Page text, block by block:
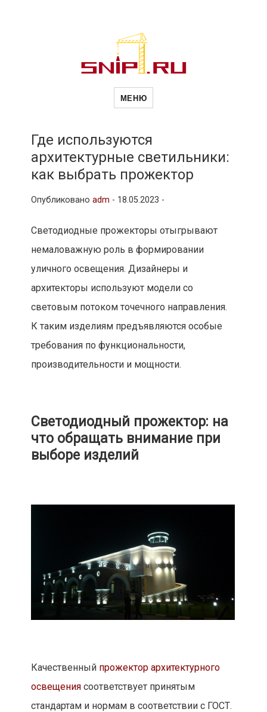
Новости
и
МЕНЮ
Где используются
архитектурные светильники:
как выбрать прожектор
Опубликовано adm - 18.05.2023 -
Светодиодные прожекторы отыгрывают
немаловажную роль в формировании
уличного освещения. Дизайнеры и
архитекторы используют модели со
световым потоком точечного направления.
К таким изделиям предъявляются особые
требования по функциональности,
производительности и мощности.
Светодиодный прожектор: на
что обращать внимание при
выборе изделий
Качественный прожектор архитектурного
освещениясоответствует принятым
стандартам и нормам в соответствии с ГОСТ.